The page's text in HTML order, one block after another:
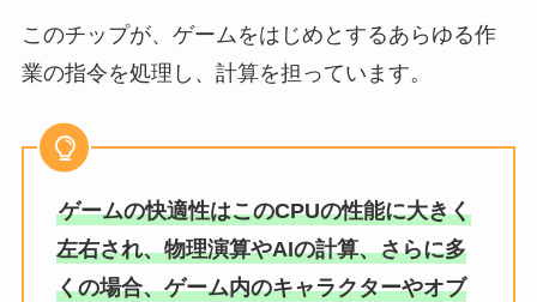
このチップが、ゲームをはじめとするあらゆる作
業の指令を処理し、計算を担っています。
ゲームの快適性はこのCPUの性能に大きく
左右され、物理演算やAIの計算、さらに多
くの場合、ゲーム内のキャラクターやオブ